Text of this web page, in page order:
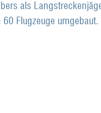
als
Flugzeuge umgebaut.